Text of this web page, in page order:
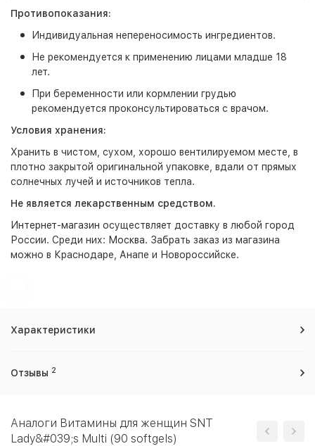
Противопоказания:
Индивидуальная непереносимость ингредиентов.
Не рекомендуется к применению лицами младше 18
лет.
При беременности или кормлении грудью
рекомендуется проконсультироваться с врачом.
Условия хранения:
Хранить в чистом, сухом, хорошо вентилируемом месте, в
плотно закрытой оригинальной упаковке, вдали от прямых
солнечных лучей и источников тепла.
Не является лекарственным средством.
Интернет-магазин осуществляет доставку в любой город
России. Среди них: Москва. Забрать заказ из магазина
можно в Краснодаре, Анапе и Новороссийске.
Характеристики
Отзывы 2
Аналоги Витамины для женщин SNT
Lady&#039;s Multi (90 softgels)